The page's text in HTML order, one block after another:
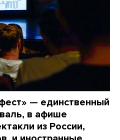
— единственный
в афише
из России,